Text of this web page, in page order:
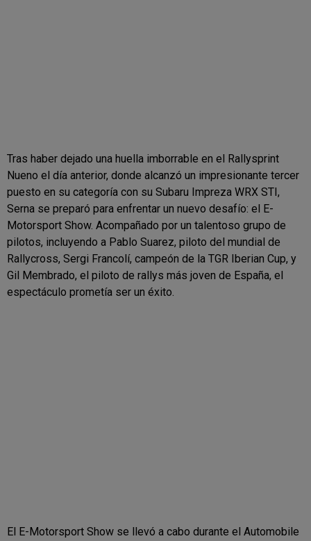
Tras haber dejado una huella imborrable en el Rallysprint
Nueno el día anterior, donde alcanzó un impresionante tercer
puesto en su categoría con su Subaru Impreza WRX STI,
Serna se preparó para enfrentar un nuevo desafío: el E-
Motorsport Show. Acompañado por un talentoso grupo de
pilotos, incluyendo a Pablo Suarez, piloto del mundial de
Rallycross, Sergi Francolí, campeón de la TGR Iberian Cup, y
Gil Membrado, el piloto de rallys más joven de España, el
espectáculo prometía ser un éxito.
El E-Motorsport Show se llevó a cabo durante el Automobile